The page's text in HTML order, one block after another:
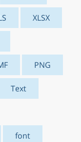
XLSX
PNG
Text
font